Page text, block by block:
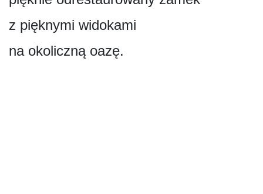
z pięknymi widokami
na okoliczną oazę.